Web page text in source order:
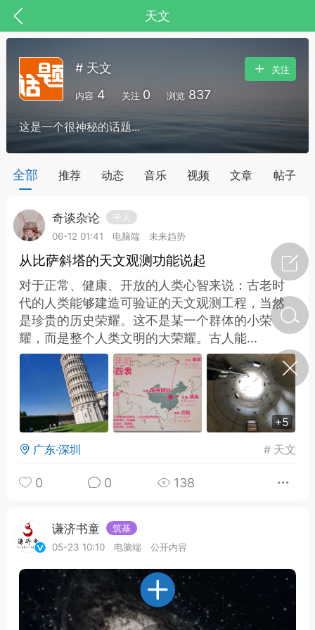
天文
，华夏中医人：家门口的中医人！
节气气象
·特急预警】关
节返乡期间“闪
0
如何购买【理肺清瘟膏】
【养正护络膏】？
容平，顺时收
时精气
谷气行、营卫通：内经视角
下的脾胃调养要义
谦济书童 0
# 天文
内容 4 关注 0 浏览 837
关注
这是一个很神秘的话题...
全部 推荐 动态 音乐 视频 文章 帖子
奇谈杂论
平人
06-12 01:41
电脑端 未来趋势
从比萨斜塔的天文观测功能说起
对于正常、健康、开放的人类心智来说：古老时
代的人类能够建造可验证的天文观测工程，当然
是珍贵的历史荣耀。这不是某一个群体的小荣
耀，而是整个人类文明的大荣耀。古人能...
+5
广东·深圳 # 天文
0 0 138
谦济书童
筑基
05-23 10:10
电脑端 公开内容